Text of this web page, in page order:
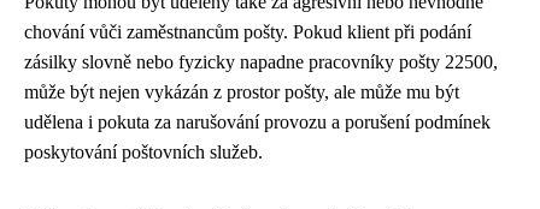
chování vůči zaměstnancům pošty. Pokud klient při podání
zásilky slovně nebo fyzicky napadne pracovníky pošty 22500,
může být nejen vykázán z prostor pošty, ale může mu být
udělena i pokuta za narušování provozu a porušení podmínek
poskytování poštovních služeb.